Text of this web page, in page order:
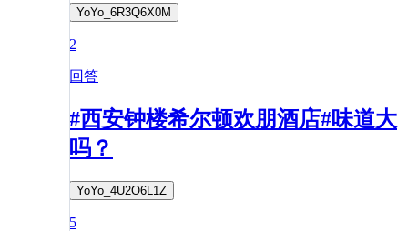
YoYo_6R3Q6X0M
2
回答
#西安钟楼希尔顿欢朋酒店#味道大
吗？
YoYo_4U2O6L1Z
5